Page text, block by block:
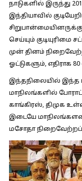
நாடுகளில் இருந்து
இந்தியாவில்
செய்யும்
முன் தினம்
ஓட்டுகளும், எதிராக
இந்தநிலையில் இந்த
மாநிலங்களில்
காங்கிரஸ், திமுக
இடையே
மசோதா